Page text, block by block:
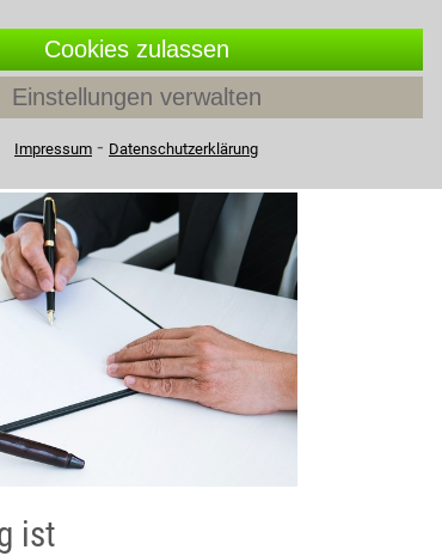
ist
Cookies zulassen
Einstellungen verwalten
Impressum ⁃ Datenschutzerklärung